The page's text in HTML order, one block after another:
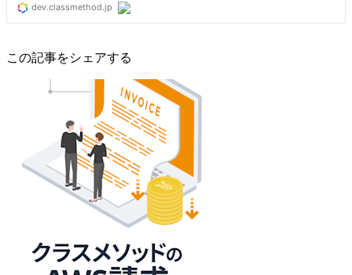
この記事をシェアする